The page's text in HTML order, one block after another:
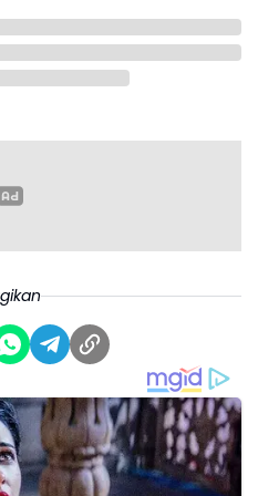
dari total 93.954 siswa
siswa atau lebih dari
belum menerima,
di 144 sekolah telah
dari total 8.079 siswa di
4.718 siswa atau
terus berkoordinasi
pelaksanaan program
seluruh siswa di
koordinasi dan evaluasi